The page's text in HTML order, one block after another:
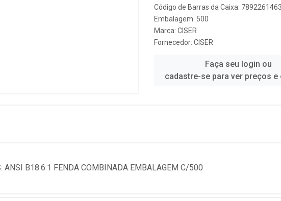
Código de Barras da Caixa:
Embalagem: 500
Marca: CISER
Fornecedor: CISER
Faça seu login ou
cadastre-se para ver preços e
ANSI B18.6.1 FENDA COMBINADA EMBALAGEM C/500